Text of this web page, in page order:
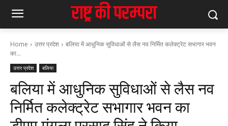
Home उत्तर प्रदेश
बलिया में आधुनिक सुविधाओं से लैस नव निर्मित कलेक्ट्रेट सभागार भवन
का...
उत्तर प्रदेश बलिया
बलिया में आधुनिक सुविधाओं से लैस नव
निर्मित कलेक्ट्रेट सभागार भवन का